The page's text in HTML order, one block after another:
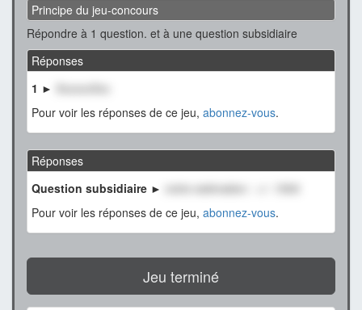
Principe du jeu-concours
Répondre à 1 question. et à une question subsidiaire
Réponses
1 ►
XxxxxxXxx
Pour voir les réponses de ce jeu, abonnez-vous.
Réponses
Question subsidiaire ►
notre estimation : +/- 1500
Pour voir les réponses de ce jeu, abonnez-vous.
Jeu terminé